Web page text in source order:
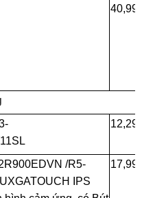
/R5-
IPS